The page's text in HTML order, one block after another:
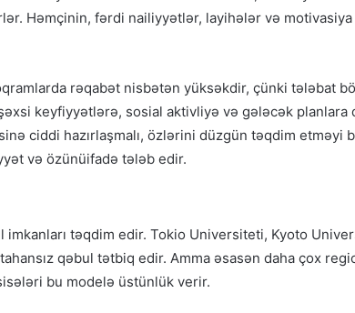
Həmçinin, fərdi nailiyyətlər, layihələr və motivasiya
rəqabət nisbətən yüksəkdir, çünki tələbat
keyfiyyətlərə, sosial aktivliyə və gələcək planlara
ciddi hazırlaşmalı, özlərini düzgün təqdim etməyi
və özünüifadə tələb edir.
təqdim edir. Tokio Universiteti, Kyoto
qəbul tətbiq edir. Amma əsasən daha çox
bu modelə üstünlük verir.